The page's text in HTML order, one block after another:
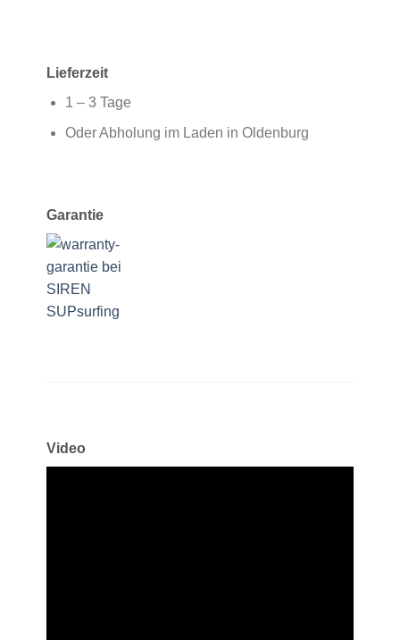
Lieferzeit
1 – 3 Tage
Oder Abholung im Laden in Oldenburg
Garantie
Video